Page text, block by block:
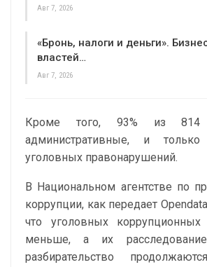
Авг 7, 2026
«Бронь, налоги и деньги».
властей…
Авг 7, 2026
Кроме того, 93% из
административные, и
уголовных правонарушений.
В Национальном агентстве по
коррупции, как передает
что уголовных
меньше, а их
разбирательство